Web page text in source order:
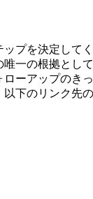
プを決定してく
一の根拠とし
ーアップのき
下のリンク先